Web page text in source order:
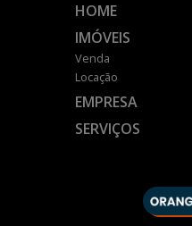
HOME
IMÓVEIS
Venda
Locação
EMPRESA
SERVIÇOS